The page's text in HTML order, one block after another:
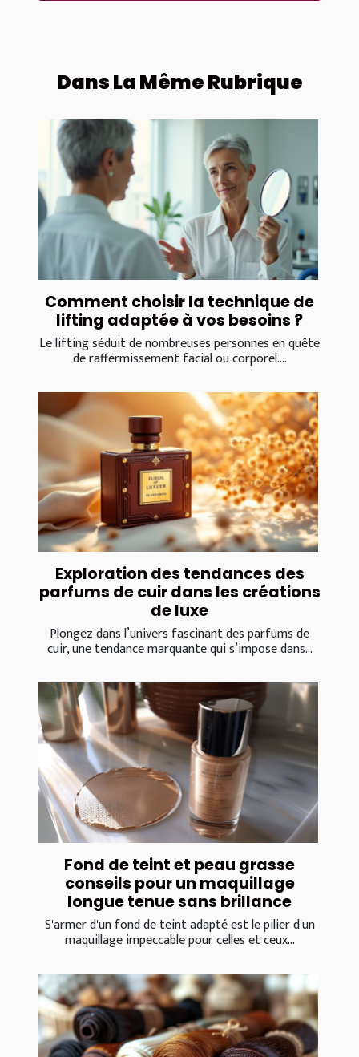
Dans La Même Rubrique
Comment choisir la technique de
lifting adaptée à vos besoins ?
Le lifting séduit de nombreuses personnes en quête
de raffermissement facial ou corporel....
Exploration des tendances des
parfums de cuir dans les créations
de luxe
Plongez dans l’univers fascinant des parfums de
cuir, une tendance marquante qui s’impose dans...
Fond de teint et peau grasse
conseils pour un maquillage
longue tenue sans brillance
S'armer d'un fond de teint adapté est le pilier d'un
maquillage impeccable pour celles et ceux...